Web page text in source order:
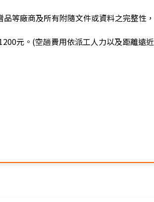
等廠商及所有附隨文件或資料之完整性，
元。(空趟費用依派工人力以及距離遠近